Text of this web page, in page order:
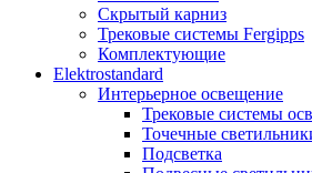
Скрытый карниз
Трековые системы Fergipps
Комплектующие
Elektrostandard
Интерьерное освещение
Трековые системы
Точечные
Подсветка